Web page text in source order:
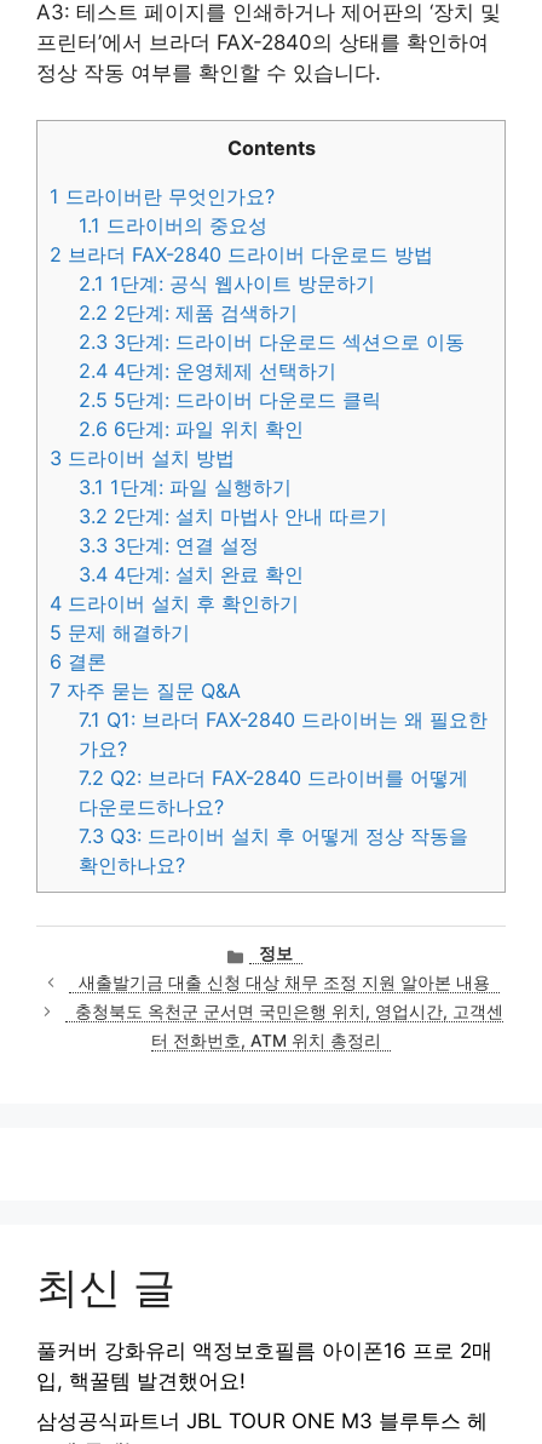
A3: 테스트 페이지를 인쇄하거나 제어판의 ‘장치 및
프린터’에서 브라더 FAX-2840의 상태를 확인하여
정상 작동 여부를 확인할 수 있습니다.
Contents
1 드라이버란 무엇인가요?
1.1 드라이버의 중요성
2 브라더 FAX-2840 드라이버 다운로드 방법
2.1 1단계: 공식 웹사이트 방문하기
2.2 2단계: 제품 검색하기
2.3 3단계: 드라이버 다운로드 섹션으로 이동
2.4 4단계: 운영체제 선택하기
2.5 5단계: 드라이버 다운로드 클릭
2.6 6단계: 파일 위치 확인
3 드라이버 설치 방법
3.1 1단계: 파일 실행하기
3.2 2단계: 설치 마법사 안내 따르기
3.3 3단계: 연결 설정
3.4 4단계: 설치 완료 확인
4 드라이버 설치 후 확인하기
5 문제 해결하기
6 결론
7 자주 묻는 질문 Q&A
7.1 Q1: 브라더 FAX-2840 드라이버는 왜 필요한
가요?
7.2 Q2: 브라더 FAX-2840 드라이버를 어떻게
다운로드하나요?
7.3 Q3: 드라이버 설치 후 어떻게 정상 작동을
확인하나요?
카
테
고
리
정보
새출발기금 대출 신청 대상 채무 조정 지원 알아본 내용
충청북도 옥천군 군서면 국민은행 위치, 영업시간, 고객센
터 전화번호, ATM 위치 총정리
최신 글
풀커버 강화유리 액정보호필름 아이폰16 프로 2매
입, 핵꿀템 발견했어요!
삼성공식파트너 JBL TOUR ONE M3 블루투스 헤